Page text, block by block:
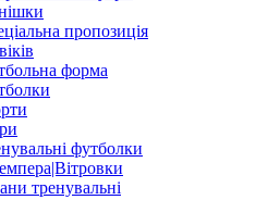
пропозиція
форма
футболки
тренувальні